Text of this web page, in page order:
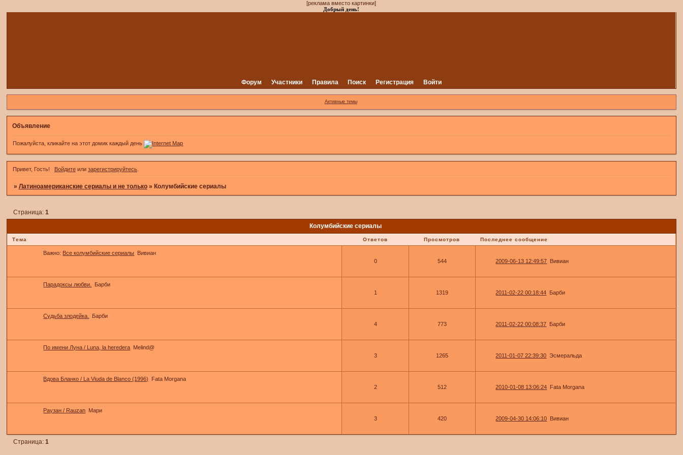
[реклама вместо картинки]
Добрый день!
Форум Участники Правила Поиск Регистрация Войти
Активные темы
Объявление
Пожалуйста, кликайте на этот домик каждый день
Привет, Гость! Войдитеили зарегистрируйтесь.
» Латиноамериканские сериалы и не только » Колумбийские сериалы
Колумбийские сериалы
Страница: 1
Тема Ответов Просмотров Последнее сообщение
Важно: Все колумбийские сериалы Вивиан
0
544 2009-06-13 12:49:57 Вивиан
Парадоксы любви.
Барби
1
1319 2011-02-22 00:18:44 Барби
Судьба злодейка.
Барби
4
773 2011-02-22 00:08:37 Барби
По имени Луна / Luna, la heredera Melind@
3
1265 2011-01-07 22:39:30 Эсмеральда
Вдова Бланко / La Viuda de Blanco (1996)
Fata Morgana
2
512 2010-01-08 13:06:24 Fata Morgana
Раузан / Rauzan Мари
3
420 2009-04-30 14:06:10 Вивиан
Страница: 1